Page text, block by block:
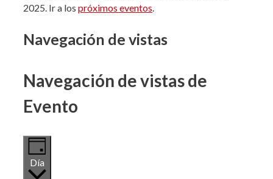
2025. Ir a los próximos eventos.
Navegación de vistas
Navegación de vistas de
Evento
Día